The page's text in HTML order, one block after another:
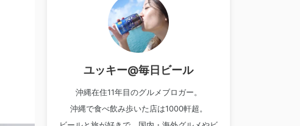
ユッキー@毎日ビール
沖縄在住11年目のグルメブロガー。
沖縄で食べ飲み歩いた店は1000軒超。